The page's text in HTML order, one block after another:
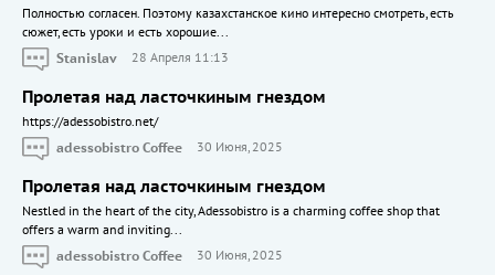
Полностью согласен. Поэтому казахстанское кино интересно смотреть, есть
сюжет, есть уроки и есть хорошие...
Stanislav
28 Апреля 11:13
Пролетая над ласточкиным гнездом
https://adessobistro.net/
adessobistro Coffee
30 Июня, 2025
Пролетая над ласточкиным гнездом
Nestled in the heart of the city, Adessobistro is a charming coffee shop that
offers a warm and inviting...
adessobistro Coffee
30 Июня, 2025